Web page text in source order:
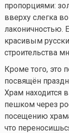
пропорциями:
вверху слегка
лаконичностью.
красивым
строительства
Кроме того, это
посвящён
Храм находится
пешком через
посещению
что